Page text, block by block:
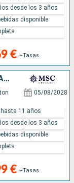
€ +Tasas
desde los 3 años
disponible
REINO UNIDO, ESPAÑA, PORTUGAL, MALLORCA, TENERIFE, LANZAROTE
05/08/2028
€ +Tasas
11 años
desde los 3 años
disponible